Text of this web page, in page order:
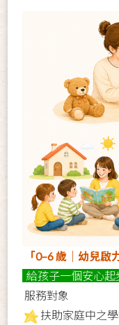
「0–6 歲｜幼兒啟
給孩子一個安心起
服務對象
扶助家庭中之